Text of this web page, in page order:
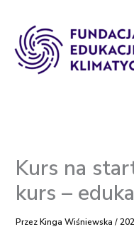
treści
Kurs na
kurs –
PrzezKinga Wiśniewska/